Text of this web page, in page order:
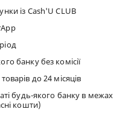
із Cash'U CLUB
банку без комісії
до 24 місяців
будь-якого банку в межах
кошти)